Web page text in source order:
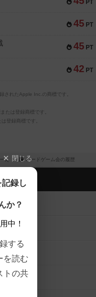
PT
45 PT
45 PT
42 PT
されたApple Inc.の商標です。
たは登録商標です。
登録商標です。
え ボードゲーム会の履歴
閉じる
録し
か？
中！
する
を読む
トの共